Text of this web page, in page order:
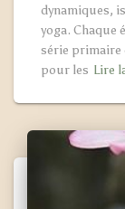
dynamiques,
yoga. Chaque
série primaire
pour les Lire